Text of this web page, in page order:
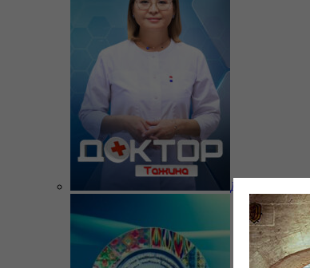
Доктор Тажина